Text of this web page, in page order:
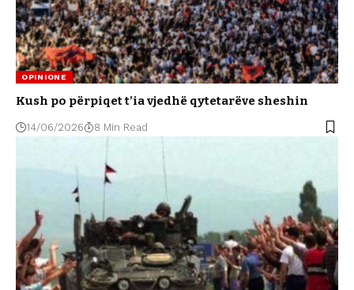
OPINIONE
Kush po përpiqet t’ia vjedhë qytetarëve sheshin
14/06/2026 8 Min Read